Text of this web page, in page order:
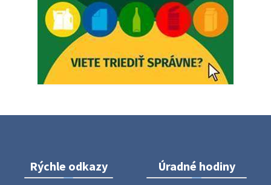
Dnešný zvoz odpadu
Vážený občan, dnes 5. 8. sa zváža komunálny odpad.
5. augusta 2026 05:00
ZBER ŽELEZA
Rýchle odkazy Úradné hodiny